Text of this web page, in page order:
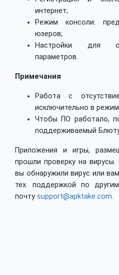
интернет;
Режим консоли:
юзеров;
Настройки для
параметров.
Примечания
Работа с
исключительно в
Чтобы ПО работало,
поддерживаемый
Приложения и игры,
прошли проверку на
вы обнаружили вирус или
тех. поддержкой по
почту support@apktake.com.